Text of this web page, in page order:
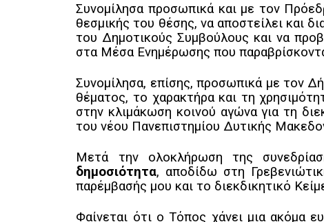
Συνομίλησα προσωπικά και με τον
θεσμικής του θέσης, να αποστείλει και
του Δημοτικούς Συμβούλους και να
στα Μέσα Ενημέρωσης που
Συνομίλησα, επίσης, προσωπικά με τον
θέματος, το χαρακτήρα και τη
στην κλιμάκωση κοινού αγώνα για τη
του νέου Πανεπιστημίου Δυτικής
Μετά την ολοκλήρωση της
δημοσιότητα, αποδίδω στη
παρέμβασής μου και το διεκδικητικό
Φαίνεται ότι ο Τόπος χάνει μια ακόμα